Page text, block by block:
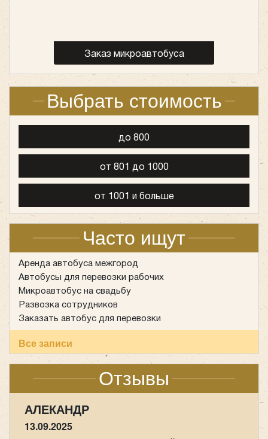
Заказ микроавтобуса
Выбрать стоимость
до 800
от 801 до 1000
от 1001 и больше
Часто ищут
Аренда автобуса межгород
Автобусы для перевозки рабочих
Микроавтобус на свадьбу
Развозка сотрудников
Заказать автобус для перевозки
Все записи
Отзывы
АЛЕКАНДР
13.09.2025
Количество мест:20
Цена от:1600 руб/час
Mercedes Sprinter Турист 20 мест
Цена от: